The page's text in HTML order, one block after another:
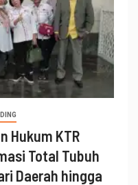
Hukum KTR
Total Tubuh
Daerah hingga